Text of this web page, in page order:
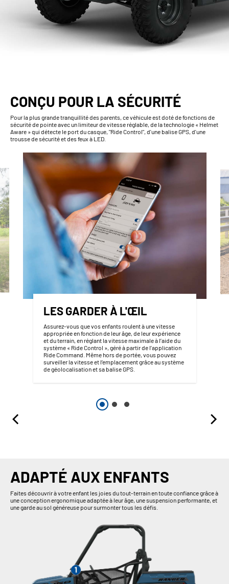
CONÇU POUR LA SÉCURITÉ
Pour la plus grande tranquillité des parents, ce véhicule est doté de fonctions de
sécurité de pointe avec un limiteur de vitesse réglable, de la technologie « Helmet
Aware » qui détecte le port du casque, "Ride Control", d'une balise GPS, d'une
trousse de sécurité et des feux à LED.
LES GARDER À L'ŒIL
Assurez-vous que vos enfants roulent à une vitesse
appropriée en fonction de leur âge, de leur expérience
et du terrain, en réglant la vitesse maximale à l’aide du
système « Ride Control », géré à partir de l’application
Ride Command. Même hors de portée, vous pouvez
surveiller la vitesse et l’emplacement grâce au système
de géolocalisation et sa balise GPS.
ADAPTÉ AUX ENFANTS
Faites découvrir à votre enfant les joies du tout-terrain en toute confiance grâce à
une conception ergonomique adaptée à leur âge, une suspension performante, et
une garde au sol généreuse pour surmonter tous les défis.